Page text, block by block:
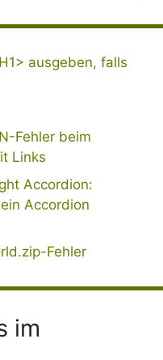
ausgeben, falls
Fehler beim
Links
Accordion:
Accordion
Fehler
im